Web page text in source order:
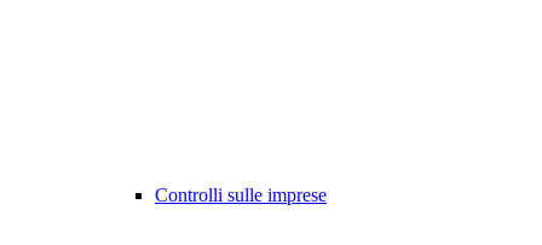
Controlli sulle imprese